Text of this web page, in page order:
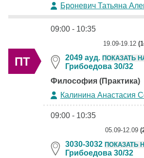
Броневич Татьяна
ПТ
09:00 - 10:35
19.09-19.12
2049 ауд. ПОКАЗАТЬ
Грибоедова 30/32
Философия (Практика)
Калинина Анастасия
09:00 - 10:35
05.09-12.09
3030-3032 ПОКАЗАТЬ
Грибоедова 30/32